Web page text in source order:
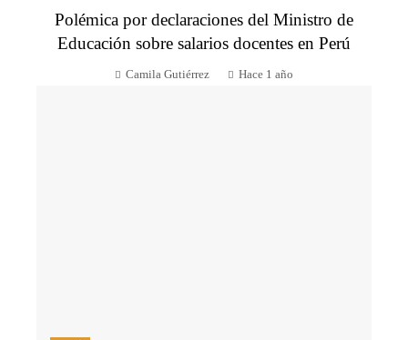
Polémica por declaraciones del Ministro de
Educación sobre salarios docentes en Perú
Camila Gutiérrez Hace 1 año